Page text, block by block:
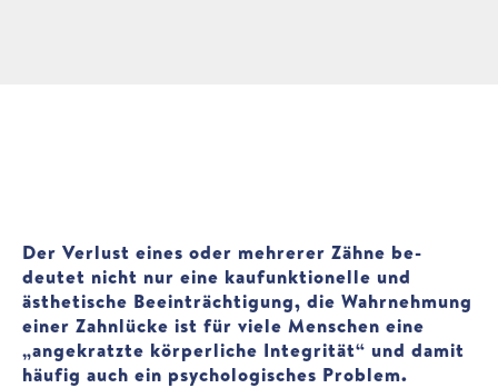
Der Ver­lust eines oder mehrerer Zähne be­
deutet nicht nur eine kau­funktionelle und
ästhetische Beein­trächtigung, die Wahr­nehmung
einer Zahn­lücke ist für viele Menschen eine
„ange­kratzte körper­liche Integrität“ und damit
häufig auch ein psycho­logisches Pro­blem.